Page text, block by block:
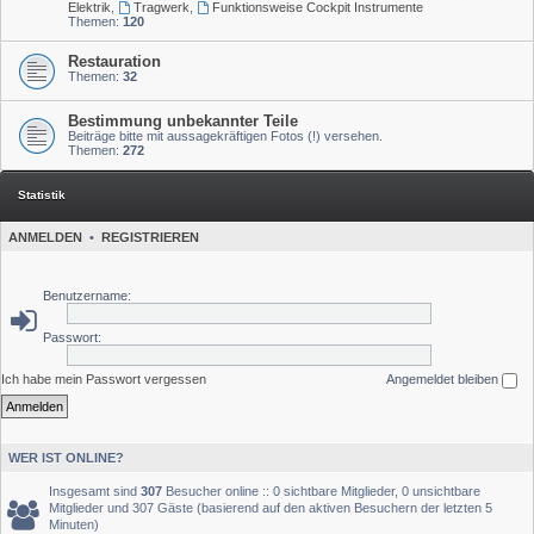
Elektrik
Tragwerk
Funktionsweise Cockpit Instrumente
Themen: 120
Restauration
Themen: 32
Bestimmung unbekannter Teile
Beiträge bitte mit aussagekräftigen Fotos (!) versehen.
Themen: 272
Statistik
ANMELDEN • REGISTRIEREN
Benutzername:
Passwort:
Ich habe mein Passwort vergessen Angemeldet bleiben
WER IST ONLINE?
Insgesamt sind 307 Besucher online :: 0 sichtbare Mitglieder, 0 unsichtbare
Mitglieder und 307 Gäste (basierend auf den aktiven Besuchern der letzten 5
Minuten)